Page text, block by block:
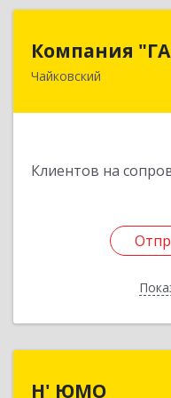
Компания
Чайковский
Клиентов на
617760,
Н' ЮМО